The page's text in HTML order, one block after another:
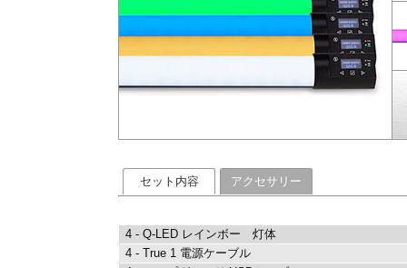
セット内容 アクセサリー
4 - Q-LED レインボー 灯体
4 - True 1 電源ケーブル